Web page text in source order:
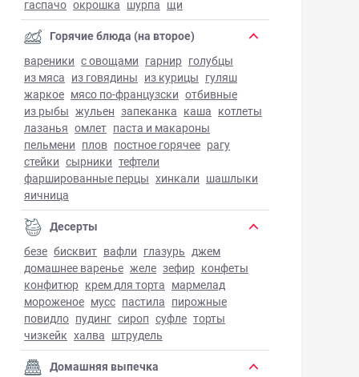
гаспачо окрошка шурпа щи
Горячие блюда (на второе)
вареники с овощами гарнир голубцы
из мяса из говядины из курицы гуляш
жаркое мясо по-французски отбивные
из рыбы жульен запеканка каша котлеты
лазанья омлет паста и макароны
пельмени плов постное горячее рагу
стейки сырники тефтели
фаршированные перцы хинкали шашлыки
яичница
Десерты
безе бисквит вафли глазурь джем
домашнее варенье желе зефир конфеты
конфитюр крем для торта мармелад
мороженое мусс пастила пирожные
повидло пудинг сироп суфле торты
чизкейк халва штрудель
Домашняя выпечка